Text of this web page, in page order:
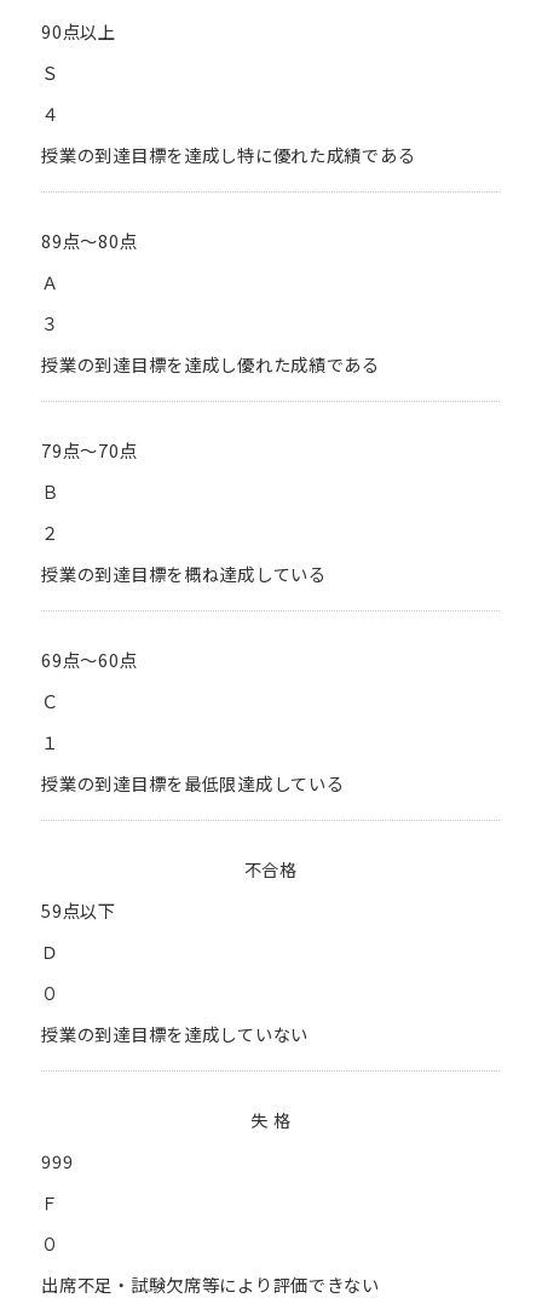
90点以上
Ｓ
４
授業の到達目標を達成し特に優れた成績である
89点～80点
Ａ
３
授業の到達目標を達成し優れた成績である
79点～70点
Ｂ
２
授業の到達目標を概ね達成している
69点～60点
Ｃ
１
授業の到達目標を最低限達成している
不合格
59点以下
Ｄ
０
授業の到達目標を達成していない
失 格
999
Ｆ
０
出席不足・試験欠席等により評価できない